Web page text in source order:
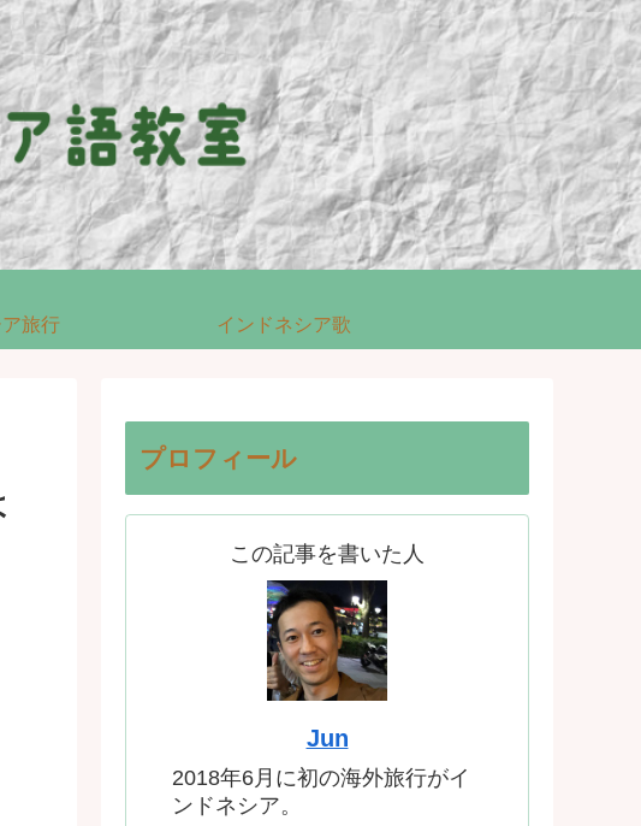
旅行 インドネシア歌
プロフィール
この記事を書いた人
Jun
2018年6月に初の海外旅行がイ
ンドネシア。